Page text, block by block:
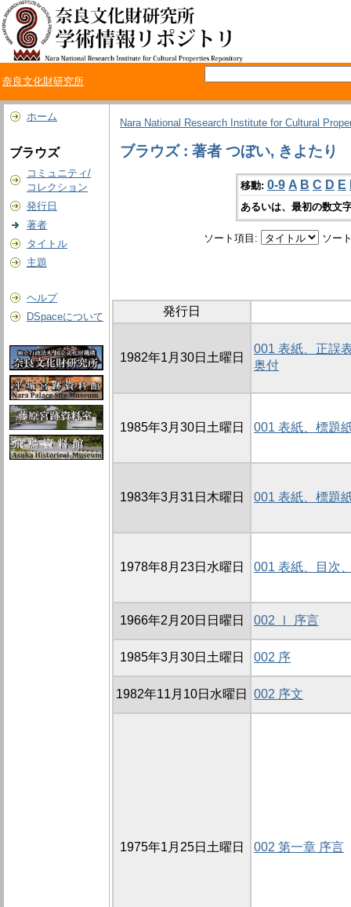
奈良文化財研究所
ホーム
ブラウズ
コミュニティ/
コレクション
発行日
著者
タイトル
主題
ヘルプ
DSpaceについて
Nara National Research Institute for Cultural
ブラウズ : 著者 つぼい, きよたり
移動: 0-9 A B C D E
あるいは、最初の数文
ソート項目: ソー
発行日
1982年1月30日土曜日
001 表紙、正誤
奥付
1985年3月30日土曜日 001 表紙、標題
1983年3月31日木曜日 001 表紙、標題
1978年8月23日水曜日 001 表紙、目次
1966年2月20日日曜日 002 Ⅰ 序言
1985年3月30日土曜日 002 序
1982年11月10日水曜日 002 序文
1975年1月25日土曜日 002 第一章 序言